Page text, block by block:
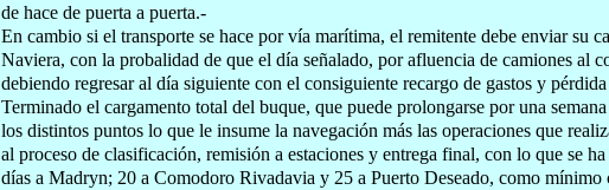
de hace de puerta a puerta.-
En cambio si el transporte se hace por vía marítima, el remitente debe enviar su
Naviera, con la probalidad de que el día señalado, por afluencia de camiones al
debiendo regresar al día siguiente con el consiguiente recargo de gastos y
Terminado el cargamento total del buque, que puede prolongarse por una
los distintos puntos lo que le insume la navegación más las operaciones que
al proceso de clasificación, remisión a estaciones y entrega final, con lo que se
días a Madryn; 20 a Comodoro Rivadavia y 25 a Puerto Deseado, como mínimo